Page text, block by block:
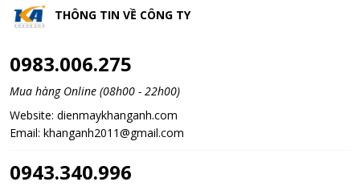
THÔNG TIN VỀ CÔNG TY
0983.006.275
Mua hàng Online (08h00 - 22h00)
Website: dienmaykhanganh.com
Email: khanganh2011@gmail.com
0943.340.996